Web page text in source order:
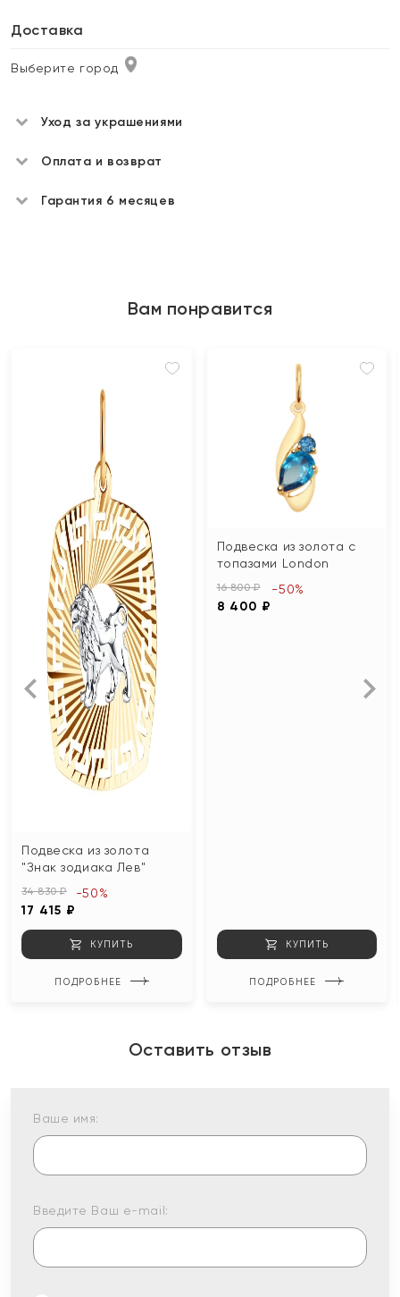
Доставка
Выберите город
Уход за украшениями
Оплата и возврат
Гарантия 6 месяцев
Вам понравится
Подвеска из золота
"Знак зодиака Лев"
34 830 ₽
17 415 ₽
-50%
КУПИТЬ
ПОДРОБНЕЕ
Подвеска из золота с
топазами London
16 800 ₽
8 400 ₽
-50%
КУПИТЬ
ПОДРОБНЕЕ
Оставить отзыв
Ваше имя:
Введите Ваш e-mail: